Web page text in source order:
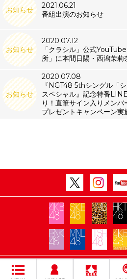
お知らせ
2021.06.21
番組出演のお知らせ
お知らせ
2020.07.12
「クラシル」公式
所」に本間日陽・西潟茉莉
お知らせ
2020.07.08
『NGT48 5thシングル「
スペシャル』記念特番
り！直筆サイン入りメン
プレゼントキャンペーン実